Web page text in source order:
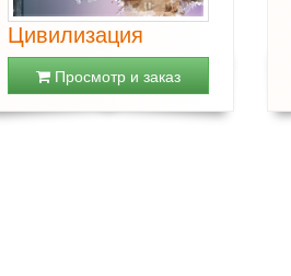
Цивилизация
Просмотр и заказ